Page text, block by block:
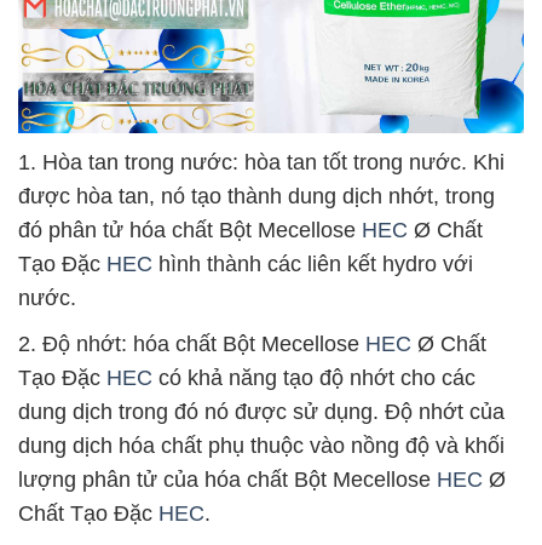
1. Hòa tan trong nước: hòa tan tốt trong nước. Khi
được hòa tan, nó tạo thành dung dịch nhớt, trong
đó phân tử hóa chất Bột Mecellose HEC Ø Chất
Tạo Đặc HEC hình thành các liên kết hydro với
nước.
2. Độ nhớt: hóa chất Bột Mecellose HEC Ø Chất
Tạo Đặc HEC có khả năng tạo độ nhớt cho các
dung dịch trong đó nó được sử dụng. Độ nhớt của
dung dịch hóa chất phụ thuộc vào nồng độ và khối
lượng phân tử của hóa chất Bột Mecellose HEC Ø
Chất Tạo Đặc HEC.